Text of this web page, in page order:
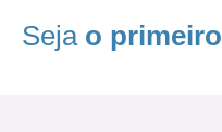
Seja o primeiro